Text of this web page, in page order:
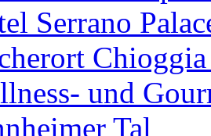
Serrano
und
Tal